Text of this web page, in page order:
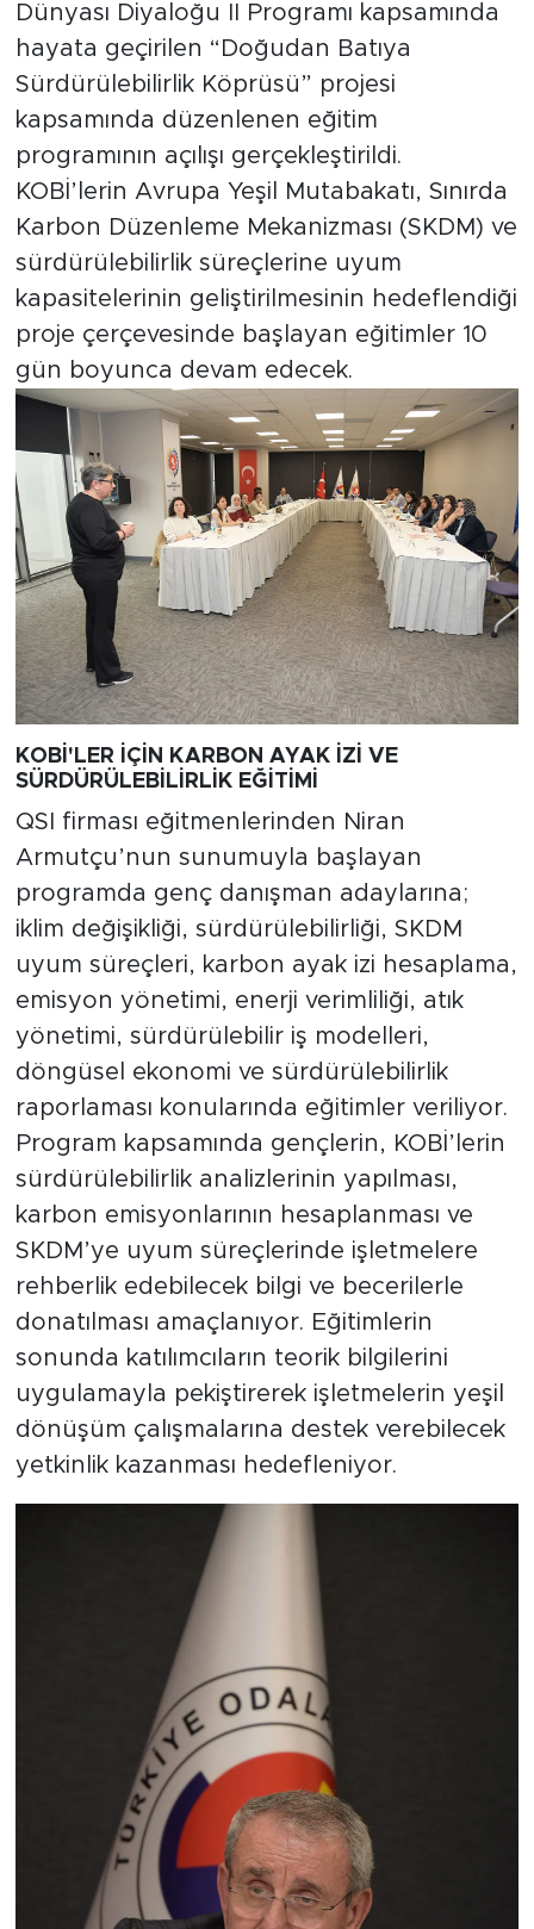
Dünyası Diyaloğu II Programı kapsamında
hayata geçirilen “Doğudan Batıya
Sürdürülebilirlik Köprüsü” projesi
kapsamında düzenlenen eğitim
programının açılışı gerçekleştirildi.
KOBİ’lerin Avrupa Yeşil Mutabakatı, Sınırda
Karbon Düzenleme Mekanizması (SKDM) ve
sürdürülebilirlik süreçlerine uyum
kapasitelerinin geliştirilmesinin hedeflendiği
proje çerçevesinde başlayan eğitimler 10
gün boyunca devam edecek.
KOBİ'LER İÇİN KARBON AYAK İZİ VE
SÜRDÜRÜLEBİLİRLİK EĞİTİMİ
QSI firması eğitmenlerinden Niran
Armutçu’nun sunumuyla başlayan
programda genç danışman adaylarına;
iklim değişikliği, sürdürülebilirliği, SKDM
uyum süreçleri, karbon ayak izi hesaplama,
emisyon yönetimi, enerji verimliliği, atık
yönetimi, sürdürülebilir iş modelleri,
döngüsel ekonomi ve sürdürülebilirlik
raporlaması konularında eğitimler veriliyor.
Program kapsamında gençlerin, KOBİ’lerin
sürdürülebilirlik analizlerinin yapılması,
karbon emisyonlarının hesaplanması ve
SKDM’ye uyum süreçlerinde işletmelere
rehberlik edebilecek bilgi ve becerilerle
donatılması amaçlanıyor. Eğitimlerin
sonunda katılımcıların teorik bilgilerini
uygulamayla pekiştirerek işletmelerin yeşil
dönüşüm çalışmalarına destek verebilecek
yetkinlik kazanması hedefleniyor.